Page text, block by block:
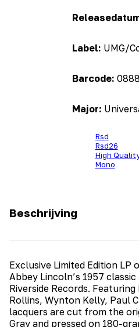
Label: UMG/
Barcode:
Major:
Rsd
Rsd26
High
Mono
Beschrijving
Exclusive Limited Edition LP
Abbey Lincoln’s 1957
Riverside Records.
Rollins, Wynton Kelly, Paul
lacquers are cut from the
Gray and pressed on 180-